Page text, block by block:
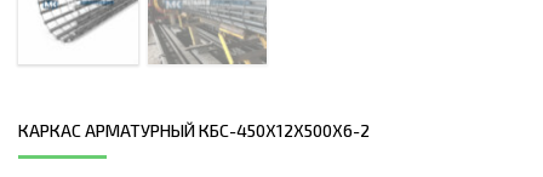
КАРКАС АРМАТУРНЫЙ КБС-450Х12Х500Х6-2